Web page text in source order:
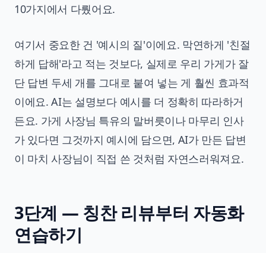
10가지에서 다뤘어요.
여기서 중요한 건 '예시의 질'이에요. 막연하게 '친절
하게 답해'라고 적는 것보다, 실제로 우리 가게가 잘
단 답변 두세 개를 그대로 붙여 넣는 게 훨씬 효과적
이에요. AI는 설명보다 예시를 더 정확히 따라하거
든요. 가게 사장님 특유의 말버릇이나 마무리 인사
가 있다면 그것까지 예시에 담으면, AI가 만든 답변
이 마치 사장님이 직접 쓴 것처럼 자연스러워져요.
3단계 — 칭찬 리뷰부터 자동화
연습하기